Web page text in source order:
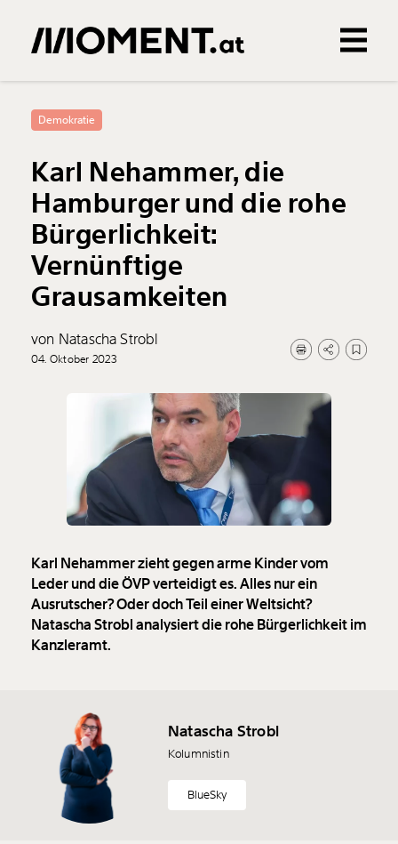
0Treffer
Demokratie
Karl Nehammer, die
Hamburger und die rohe
Bürgerlichkeit:
Vernünftige
Grausamkeiten
von Natascha Strobl
04. Oktober 2023
Karl Nehammer zieht gegen arme Kinder vom
Leder und die ÖVP verteidigt es. Alles nur ein
Ausrutscher? Oder doch Teil einer Weltsicht?
Natascha Strobl analysiert die rohe Bürgerlichkeit im
Kanzleramt.
Natascha Strobl
Kolumnistin
BlueSky